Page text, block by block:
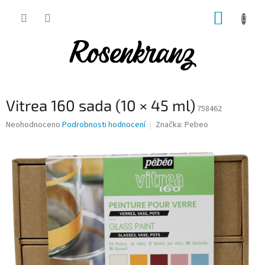
Vitrea 160 sada (10 × 45 ml) 758462
Průměrné
0,0
hvězdiček.
Neohodnoceno Podrobnosti hodnocení Značka: Pebeo